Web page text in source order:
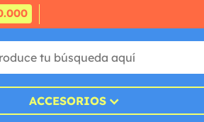
ACCESORIOS